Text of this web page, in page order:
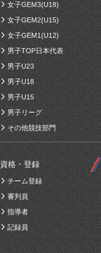
女子GEM3(U18)
女子GEM2(U15)
女子GEM1(U12)
男子TOP日本代表
男子U23
男子U18
男子U15
男子リーグ
その他競技部門
資格・登録
チーム登録
審判員
指導者
記録員